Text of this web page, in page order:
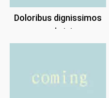
Doloribus dignissimos
sed nisi.